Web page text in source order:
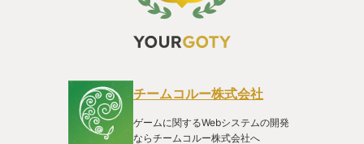
へ！ 俊介を襲った犯人、消えたニポポ人形の謎、そして再び蘇
スがまりなに語る1987年のオホーツク連鎖殺人事件…リメイク
スタートします！ 2024年現在から始まり、かつての相棒「シ
ュン」の娘である「まりな」と共に列車で東京から北海道に向
かう道中で1987年の事件を振り返るこの導入が本当に素晴らし
く、趣深いのです！😆 それは何故か？ 青函トンネル開通は
チームコルー株式会社
ゲームに関するWebシステムの開発
ならチームコルー株式会社へ